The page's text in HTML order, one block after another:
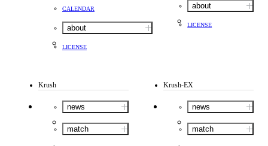
CALENDAR
about
LICENSE
about
LICENSE
Krush
news
match
Krush-EX
news
match